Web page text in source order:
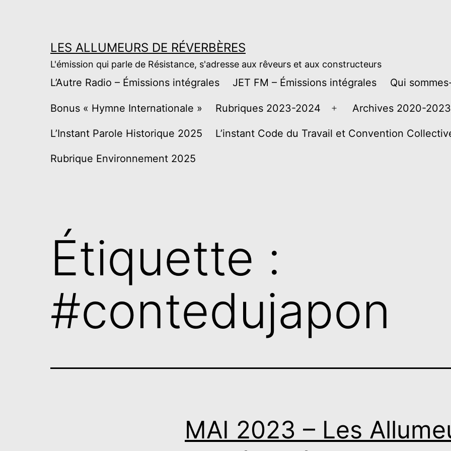
LES ALLUMEURS DE RÉVERBÈRES
L'émission qui parle de Résistance, s'adresse aux rêveurs et aux constructeurs
L’Autre Radio – Émissions intégrales JET FM – Émissions intégrales Qui
Bonus « Hymne Internationale » Rubriques 2023-2024
Ouvrir
le
Archives 2020-2023
L’Instant Parole Historique 2025 L’instant Code du Travail et Convention
Rubrique Environnement 2025
Étiquette :
#contedujapon
MAI 2023 – Les